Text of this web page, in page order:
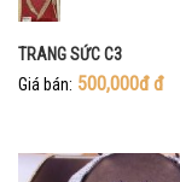
TRANG SỨC C3
Giá bán: 500,000đđ